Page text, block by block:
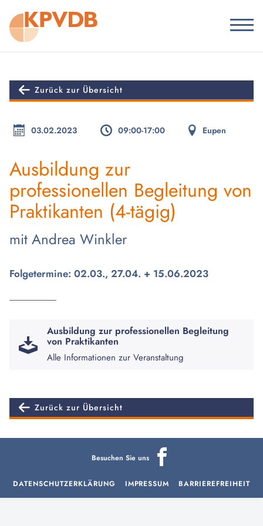
Zurück zur Übersicht
03.02.2023 09:00-17:00 Eupen
Ausbildung zur
professionellen Begleitung von
Praktikanten (4-tägig)
mit Andrea Winkler
Folgetermine: 02.03., 27.04. + 15.06.2023
Ausbildung zur professionellen Begleitung
von Praktikanten
Alle Informationen zur Veranstaltung
Zurück zur Übersicht
Besuchen Sie uns
DATENSCHUTZERKLÄRUNG IMPRESSUM BARRIEREFREIHEIT